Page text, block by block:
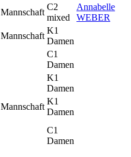
Mannschaft
C2
mixed
Annabelle
WEBER
Mannschaft
K1
Damen
C1
Damen
K1
Damen
Mannschaft
K1
Damen
C1
Damen